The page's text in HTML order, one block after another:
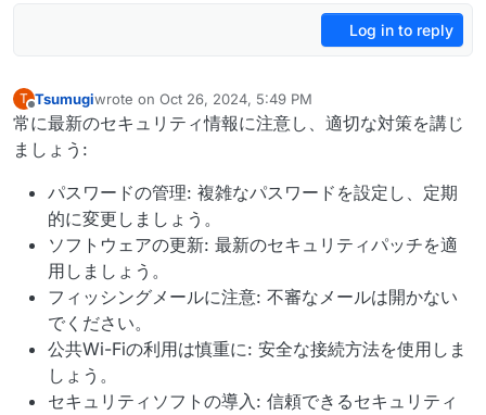
Log in to reply
T
Offline
Tsumugiwrote on Oct 26, 2024, 5:49 PM
last edited by TsumugiOct 26, 2024, 6:34 PM
常に最新のセキュリティ情報に注意し、適切な対策を講じ
ましょう:
パスワードの管理: 複雑なパスワードを設定し、定期
的に変更しましょう。
ソフトウェアの更新: 最新のセキュリティパッチを適
用しましょう。
フィッシングメールに注意: 不審なメールは開かない
でください。
公共Wi-Fiの利用は慎重に: 安全な接続方法を使用しま
しょう。
セキュリティソフトの導入: 信頼できるセキュリティ